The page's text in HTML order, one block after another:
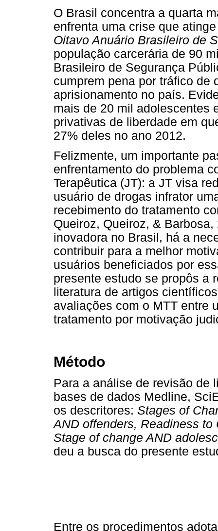
O Brasil concentra a quarta
enfrenta uma crise que
Oitavo Anuário Brasileiro de
população carcerária de 90
Brasileiro de Segurança
cumprem pena por tráfico de
aprisionamento no país.
mais de 20 mil adolescentes
privativas de liberdade em
27% deles no ano 2012.
Felizmente, um importante
enfrentamento do problema
Terapêutica (JT): a JT visa
usuário de drogas infrator
recebimento do tratamento
Queiroz, Queiroz, &
inovadora no Brasil, há a
contribuir para a melhor
usuários beneficiados por
presente estudo se propôs a
literatura de artigos
avaliações com o MTT entre
tratamento por motivação
Método
Para a análise de revisão de
bases de dados Medline,
os descritores: Stages of
AND offenders, Readiness
Stage of change AND
deu a busca do presente
Entre os procedimentos